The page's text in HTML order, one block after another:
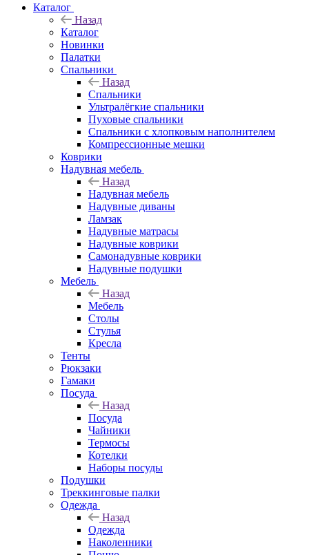
Каталог
Назад
Каталог
Новинки
Палатки
Спальники
Назад
Спальники
Ультралёгкие спальники
Пуховые спальники
Спальники с хлопковым наполнителем
Компрессионные мешки
Коврики
Надувная мебель
Назад
Надувная мебель
Надувные диваны
Ламзак
Надувные матрасы
Надувные коврики
Самонадувные коврики
Надувные подушки
Мебель
Назад
Мебель
Столы
Стулья
Кресла
Тенты
Рюкзаки
Гамаки
Посуда
Назад
Посуда
Чайники
Термосы
Котелки
Наборы посуды
Подушки
Треккинговые палки
Одежда
Назад
Одежда
Наколенники